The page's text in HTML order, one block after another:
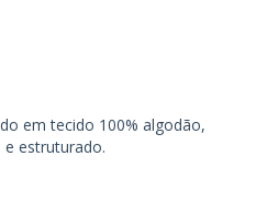
em tecido 100% algodão,
estruturado.